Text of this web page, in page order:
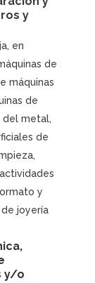
y
en
de
máquinas
de
del metal,
de
y
joyería
y/o